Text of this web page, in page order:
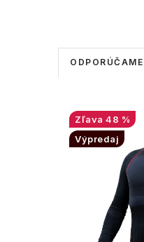
R
d
e
ODPORÚČAME
V
ý
48 %
Výpredaj